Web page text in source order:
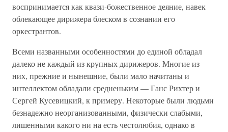
воспринимается как квази-божественное деяние, навек
облекающее дирижера блеском в сознании его
оркестрантов.
Всеми названными особенностями до единой обладал
далеко не каждый из крупных дирижеров. Многие из
них, прежние и нынешние, были мало начитаны и
интеллектом обладали средненьким — Ганс Рихтер и
Сергей Кусевицкий, к примеру. Некоторые были людьми
безнадежно неорганизованными, физически слабыми,
лишенными какого ни на есть честолюбия, однако в